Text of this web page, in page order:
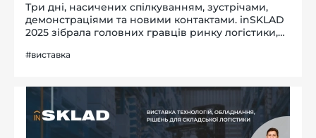
Три дні, насичених спілкуванням, зустрічами,
демонстраціями та новими контактами. inSKLAD
2025 зібрала головних гравців ринку логістики,
раді, що були серед них. Відео з виставки Хочете
#виставка